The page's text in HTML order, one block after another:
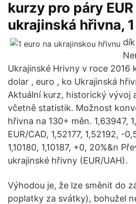
kurzy pro páry EUR
ukrajinská hřivna,
Ukrajinské Hrivny v roce 2016
dolar , euro , ko Ukrajinská
Aktuální kurz, historický vývoj
včetně statistik. Možnost
hřivna na 130+ měn. 1,63947,
EUR/CAD, 1,52177, 1,52192, -
1,10180, 1,10187, +0, 20%&n
ukrajinské hřivny (EUR/UAH).
Výhodou je, že lze směnit do
poplatky za svátky), bohužel